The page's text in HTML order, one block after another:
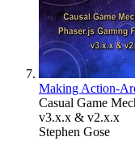
Making Action-
Casual Game
v3.x.x & v2.x.x
Stephen Gose